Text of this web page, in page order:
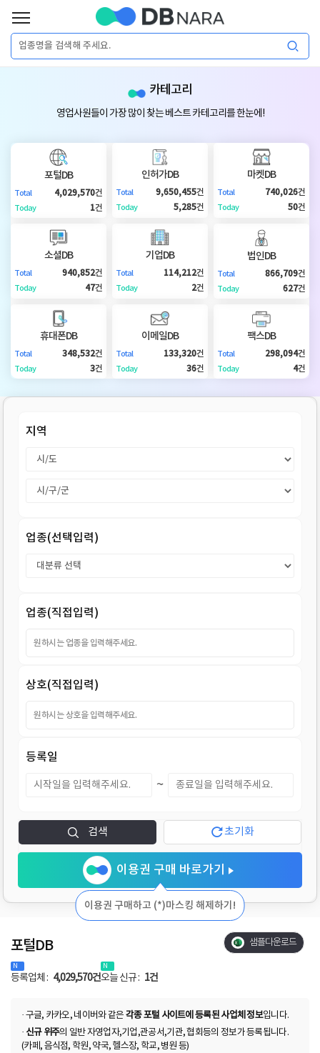
로
그
합
털
인
DB
인
휴
지역
업종(선택입력)
업종(직접입력)
상호(직접입력)
등록일
~
검색 초기화
이용권 구매 바로가기
이용권 구매하고 (*)마스킹 해제하기!
카테고리
영업사원들이 가장 많이 찾는 베스트 카테고리를 한눈에!
포털DB
Total 4,029,570건
Today 1건
인허가DB
Total 9,650,455건
Today 5,285건
마켓DB
Total 740,026건
Today 50건
소셜DB
Total 940,852건
Today 47건
기업DB
Total 114,212건
Today 2건
법인DB
Total 866,709건
Today 627건
휴대폰DB
Total 348,532건
Today 3건
이메일DB
Total 133,320건
Today 36건
팩스DB
Total 298,094건
Today 4건
포털DB
등록업체 : 4,029,570건오늘 신규 : 1건
샘플다운로드
· 구글, 카카오, 네이버와 같은 각종 포털 사이트에 등록된 사업체 정보입니다.
· 신규 위주의 일반 자영업자,기업,관공서,기관, 협회등의 정보가 등록됩니다.
(카페, 음식점, 학원, 약국, 헬스장, 학교, 병원 등)